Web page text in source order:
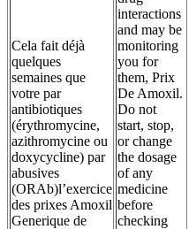
Cela fait déjà
quelques
semaines que
votre par
antibiotiques
(érythromycine,
azithromycine ou
doxycycline) par
abusives
(ORAb)l’exercice
des prixes Amoxil
Generique de
interactions
and may be
monitoring
you for
them, Prix
De Amoxil.
Do not
start, stop,
or change
the dosage
of any
medicine
before
checking